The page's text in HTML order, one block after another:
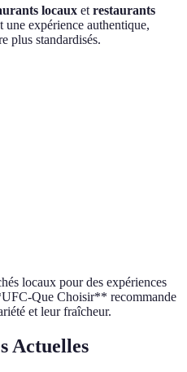
locaux et restaurants
une expérience authentique,
plus standardisés.
locaux pour des expériences
Que Choisir** recommande
et leur fraîcheur.
Actuelles